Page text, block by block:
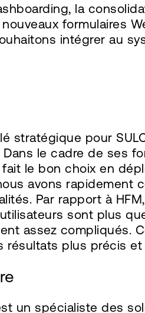
la
formulaires
intégrer au
stratégique pour
le cadre de ses
le bon choix en
avons rapidement
Par rapport à
sont plus
assez compliqués.
plus précis
un spécialiste des